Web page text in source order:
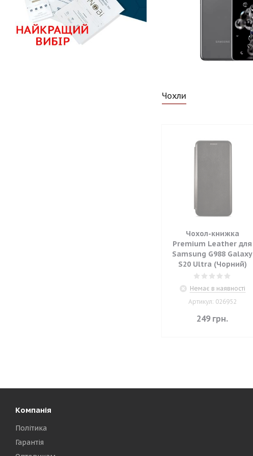
Чохли
Чохол-книжка
Premium Leather для
Samsung G988 Galaxy
S20 Ultra (Чорний)
Немає в наявності
Артикул: 026952
249грн.
Компанія
Політика
Гарантія